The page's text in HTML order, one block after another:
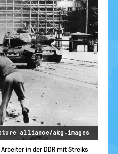
alliance/akg-images
in der DDR mit Streiks